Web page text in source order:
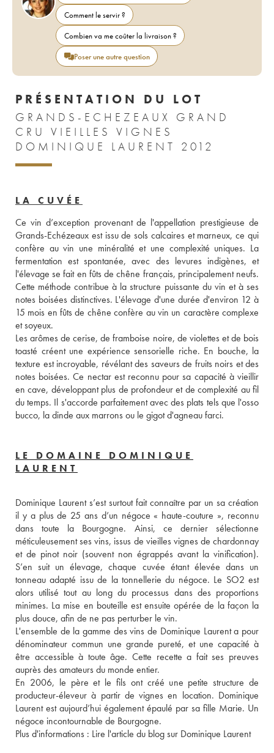
Comment le servir ?
Combien va me coûter la livraison ?
Poser une autre question
PRÉSENTATION DU LOT
GRANDS-ECHEZEAUX GRAND
CRU VIEILLES VIGNES
DOMINIQUE LAURENT 2012
LA CUVÉE
Ce vin d’exception provenant de l'appellation prestigieuse de
Grands-Echézeaux est issu de sols calcaires et marneux, ce qui
confère au vin une minéralité et une complexité uniques. La
fermentation est spontanée, avec des levures indigènes, et
l'élevage se fait en fûts de chêne français, principalement neufs.
Cette méthode contribue à la structure puissante du vin et à ses
notes boisées distinctives. L'élevage d'une durée d'environ 12 à
15 mois en fûts de chêne confère au vin un caractère complexe
et soyeux.
Les arômes de cerise, de framboise noire, de violettes et de bois
toasté créent une expérience sensorielle riche. En bouche, la
texture est incroyable, révélant des saveurs de fruits noirs et des
notes boisées. Ce nectar est reconnu pour sa capacité à vieillir
en cave, développant plus de profondeur et de complexité au fil
du temps. Il s'accorde parfaitement avec des plats tels que l'osso
bucco, la dinde aux marrons ou le gigot d'agneau farci.
LE DOMAINE DOMINIQUE
LAURENT
Dominique Laurent s’est surtout fait connaître par un sa création
il y a plus de 25 ans d’un négoce « haute-couture », reconnu
dans toute la Bourgogne. Ainsi, ce dernier sélectionne
méticuleusement ses vins, issus de vieilles vignes de chardonnay
et de pinot noir (souvent non égrappés avant la vinification).
S’en suit un élevage, chaque cuvée étant élevée dans un
tonneau adapté issu de la tonnellerie du négoce. Le SO2 est
alors utilisé tout au long du processus dans des proportions
minimes. La mise en bouteille est ensuite opérée de la façon la
plus douce, afin de ne pas perturber le vin.
L'ensemble de la gamme des vins de Dominique Laurent a pour
dénominateur commun une grande pureté, et une capacité à
être accessible à toute âge. Cette recette a fait ses preuves
auprès des amateurs du monde entier.
En 2006, le père et le fils ont créé une petite structure de
producteur-éleveur à partir de vignes en location. Dominique
Laurent est aujourd’hui également épaulé par sa fille Marie. Un
négoce incontournable de Bourgogne.
Plus d'informations : Lire l'article du blog sur Dominique Laurent